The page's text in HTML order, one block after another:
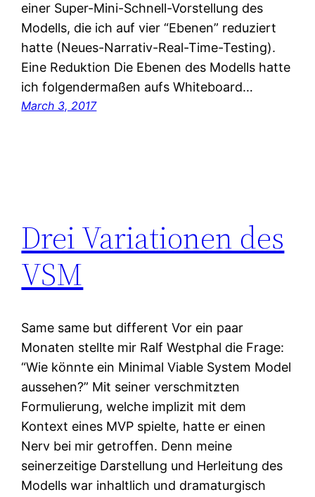
einer Super-Mini-Schnell-Vorstellung des
Modells, die ich auf vier “Ebenen” reduziert
hatte (Neues-Narrativ-Real-Time-Testing).
Eine Reduktion Die Ebenen des Modells hatte
ich folgendermaßen aufs Whiteboard…
March 3, 2017
Drei Variationen des
VSM
Same same but different Vor ein paar
Monaten stellte mir Ralf Westphal die Frage:
“Wie könnte ein Minimal Viable System Model
aussehen?” Mit seiner verschmitzten
Formulierung, welche implizit mit dem
Kontext eines MVP spielte, hatte er einen
Nerv bei mir getroffen. Denn meine
seinerzeitige Darstellung und Herleitung des
Modells war inhaltlich und dramaturgisch